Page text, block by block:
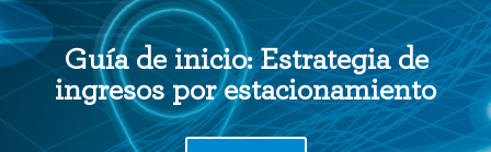
Guía de inicio: Estrategia de
ingresos por estacionamiento